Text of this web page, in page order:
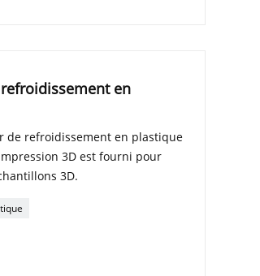
en
de refroidissement en plastique
3D est fourni pour
3D.